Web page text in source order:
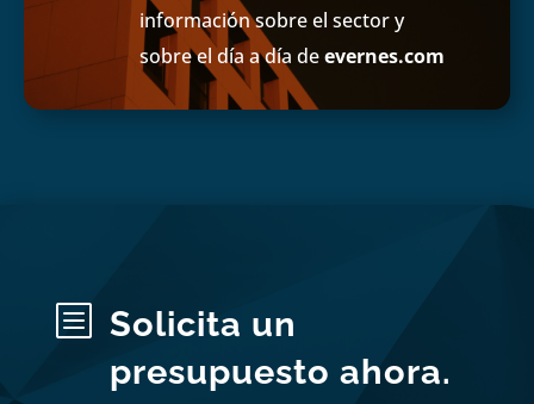
información sobre el sector y
sobre el día a día deevernes.com
b
Solicita un
presupuesto ahora.